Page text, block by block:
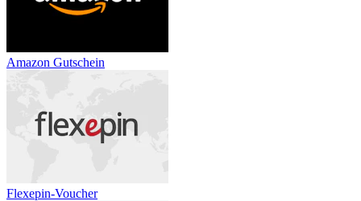
Amazon Gutschein
Flexepin-Voucher